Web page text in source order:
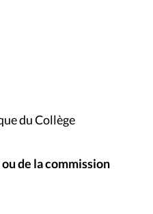
du Collège
de la commission